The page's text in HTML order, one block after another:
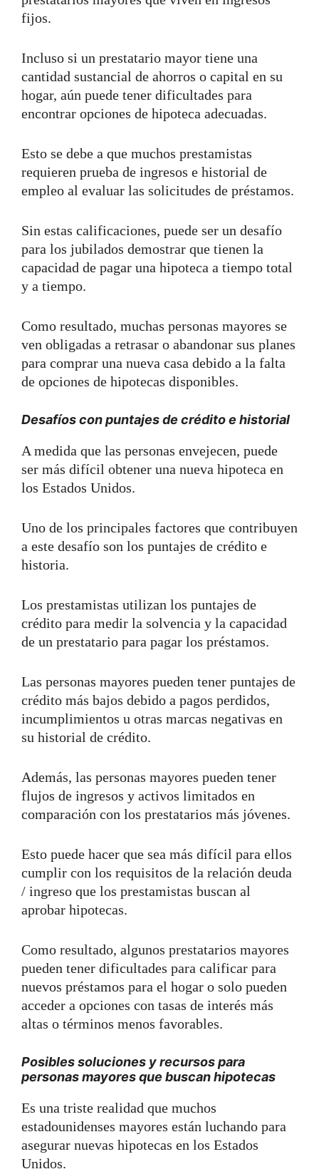
fijos.
Incluso si un prestatario mayor tiene una
cantidad sustancial de ahorros o capital en su
hogar, aún puede tener dificultades para
encontrar opciones de hipoteca adecuadas.
Esto se debe a que muchos prestamistas
requieren prueba de ingresos e historial de
empleo al evaluar las solicitudes de préstamos.
Sin estas calificaciones, puede ser un desafío
para los jubilados demostrar que tienen la
capacidad de pagar una hipoteca a tiempo total
y a tiempo.
Como resultado, muchas personas mayores se
ven obligadas a retrasar o abandonar sus planes
para comprar una nueva casa debido a la falta
de opciones de hipotecas disponibles.
Desafíos con puntajes de crédito e historial
A medida que las personas envejecen, puede
ser más difícil obtener una nueva hipoteca en
los Estados Unidos.
Uno de los principales factores que contribuyen
a este desafío son los puntajes de crédito e
historia.
Los prestamistas utilizan los puntajes de
crédito para medir la solvencia y la capacidad
de un prestatario para pagar los préstamos.
Las personas mayores pueden tener puntajes de
crédito más bajos debido a pagos perdidos,
incumplimientos u otras marcas negativas en
su historial de crédito.
Además, las personas mayores pueden tener
flujos de ingresos y activos limitados en
comparación con los prestatarios más jóvenes.
Esto puede hacer que sea más difícil para ellos
cumplir con los requisitos de la relación deuda
/ ingreso que los prestamistas buscan al
aprobar hipotecas.
Como resultado, algunos prestatarios mayores
pueden tener dificultades para calificar para
nuevos préstamos para el hogar o solo pueden
acceder a opciones con tasas de interés más
altas o términos menos favorables.
Posibles soluciones y recursos para
personas mayores que buscan hipotecas
Es una triste realidad que muchos
estadounidenses mayores están luchando para
asegurar nuevas hipotecas en los Estados
Unidos.